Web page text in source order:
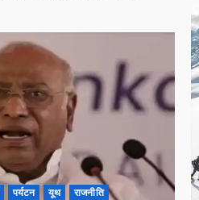
पर्यटन यूथ राजनीति